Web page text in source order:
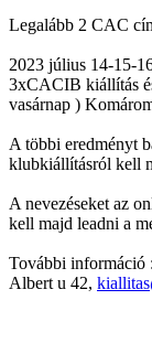
Legalább 2 CAC
2023 július 14-15-
3xCACIB kiállítás
vasárnap )
A többi eredményt
klubkiállításról kell
A nevezéseket az
kell majd leadni a
További információ
Albert u 42,